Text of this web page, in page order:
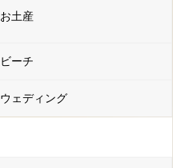
お土産
ビーチ
ウェディング